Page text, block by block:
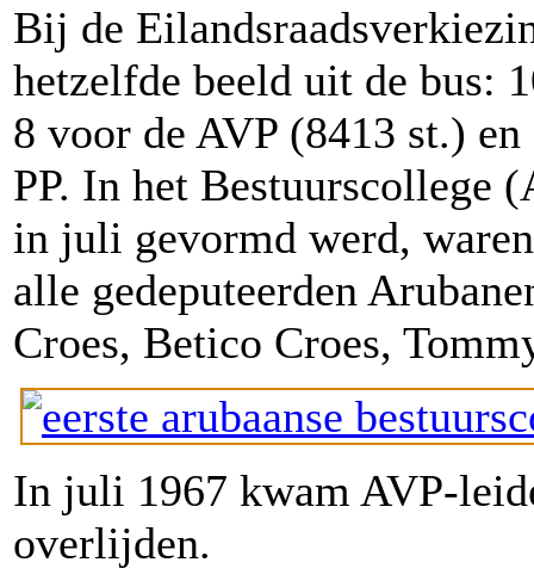
Bij de
hetzelfde beeld uit de bus:
8 voor de AVP (8413 st.)
PP. In het Bestuurscollege
in juli gevormd werd,
alle gedeputeerden
Croes, Betico Croes,
In juli 1967 kwam AVP-
overlijden.